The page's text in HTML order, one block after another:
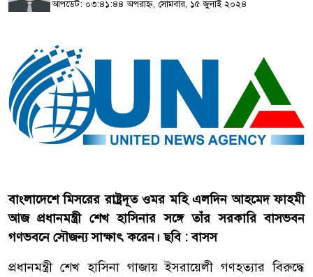
আপডেট: ০৩:৪১:৪৪ অপরাহ্ন, সোমবার, ১৫ জুলাই ২০২৪
বাংলাদেশে মিসরের রাষ্ট্রদূত ওমর মহি এলদিন আহমেদ ফাহমী
আজ প্রধানমন্ত্রী শেখ হাসিনার সঙ্গে তাঁর সরকারি বাসভবন
গণভবনে সৌজন্য সাক্ষাৎ করেন। ছবি : বাসস
প্রধানমন্ত্রী শেখ হাসিনা গাজায় ইসরায়েলী গণহত্যার বিরুদ্ধে